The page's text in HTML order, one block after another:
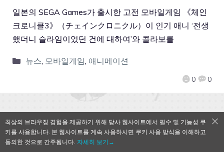
0 0
일본의 SEGA Games가 출시한 고전 모바일게임 《체인
크로니클3》（チェインクロニクル）이 인기 애니 ‘전생
했더니 슬라임이었던 건에 대하여’와 콜라보를
뉴스, 모바일게임, 애니메이션
QooApp Limited © 2026
최상의 브라우징 경험을 제공하기 위해 당사 웹사이트에서 필수 및 기능성 쿠
키를 사용합니다. 본 웹사이트를 계속 사용하시면 쿠키 사용 방식을 이해하고
동의한 것으로 간주됩니다. 자세히 보기→